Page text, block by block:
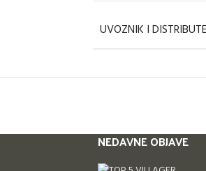
UVOZNIK I
NEDAVNE OBJAVE